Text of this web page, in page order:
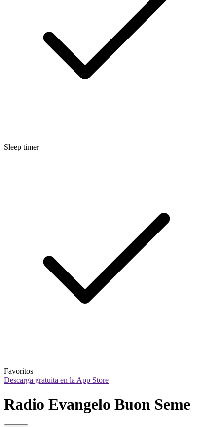
Sleep timer
Favoritos
Descarga gratuita en la App Store
Radio Evangelo Buon Seme